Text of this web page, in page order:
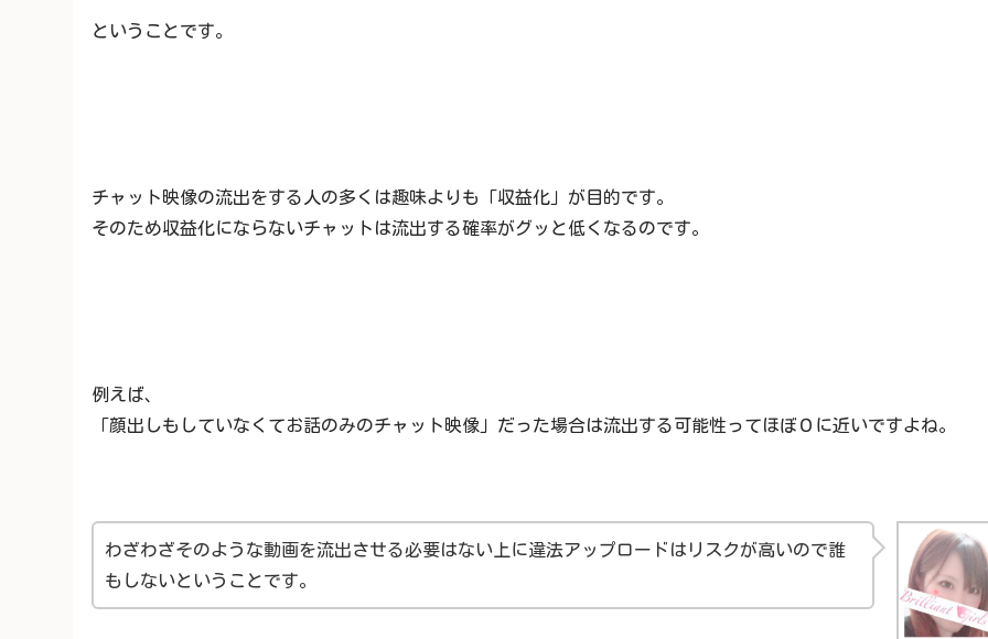
ということです。
チャット映像の流出をする人の多くは趣味よりも「収益化」が目的です。
そのため収益化にならないチャットは流出する確率がグッと低くなるのです。
例えば、
「顔出しもしていなくてお話のみのチャット映像」だった場合は流出する可能性ってほぼ０に近いですよね。
わざわざそのような動画を流出させる必要はない上に違法アップロードはリスクが高いので誰
もしないということです。